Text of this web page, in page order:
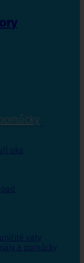
oka
vaty
a pomůcky